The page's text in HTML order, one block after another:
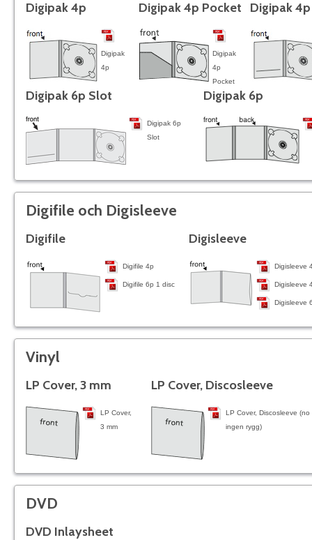
Digipak 4p
Digipak
4p
Digipak 4p Pocket
Digipak
4p
Pocket
Digipak
Digipak 6p Slot
Digipak 6p
Slot
Digipak 6p
Digifile och Digisleeve
Digifile
Digifile 4p
Digifile 6p 1 disc
Digisleeve
Digisleeve
Digisleeve
Digisleeve
Vinyl
LP Cover, 3 mm
LP Cover,
3 mm
LP Cover, Discosleeve
LP Cover, Discosleeve (no
ingen rygg)
DVD
DVD Inlaysheet